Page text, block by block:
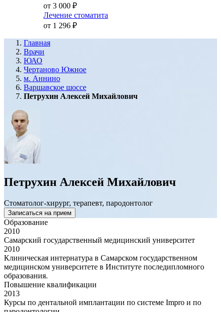
от 3 000 ₽
Лечение стоматита
от 1 296 ₽
Главная
Врачи
ЮАО
Чертаново Южное
м. Аннино
Варшавское шоссе
Петрухин Алексей Михайлович
Петрухин Алексей Михайлович
Стоматолог-хирург, терапевт, пародонтолог
Записаться на прием
Образование
2010
Самарский государственный медицинский университет
2010
Клиническая интернатура в Самарском государственном
медицинском университете в Институте последипломного
образования.
Повышение квалификации
2013
Курсы по дентальной имплантации по системе Impro и по